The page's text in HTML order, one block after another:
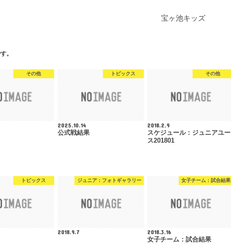
宝ヶ池キッズ
。
その他 トピックス
2025.10.14
公式戦結果
その他
2018.2.9
スケジュール：ジュニアユー
ス201801
トピックス ジュニア：フォトギャラリー
2018.9.7
女子チーム：試合結果
2018.3.16
女子チーム：試合結果